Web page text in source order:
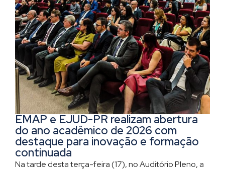
EMAP e EJUD-PR realizam abertura
do ano acadêmico de 2026 com
destaque para inovação e formação
continuada
Na tarde desta terça-feira (17), no Auditório Pleno, a